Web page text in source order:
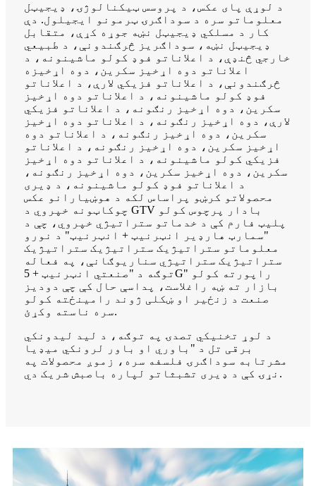
د لوړې پای عکس، د پروسس ټیکنالوژۍ، ډیجیټل
معلوماتو سره د سوداګرۍ ټرمونو ایجیلول. دې
کار د مسلکي ډیجیټل نښه جوړه کړې، متقابل
ډیجیټل نښه، سوداګریز څرګندونې، د طبیعي
خارجي څنډې، د اعلاناتو فوډ کولو ماشینونه، د
اعلاناتو دوه اړخیز سکرین، دوه اړخیزه
څرګندونې، د اعلاناتو فزیکي لارې، د اعلاناتو
فوډ کولو ماشینونه، د اعلاناتو دوه اړخیز
سکرین، دوه اړخیز رنګونه، د اعلاناتو فزیکي
لارې، دوه اړخیز رنګونه، د اعلاناتو دوه اړخیز
سکرین، دوه اړخیز رنګونه، د اعلاناتو دوه
اړخیز سکرین، دوه اړخیز رنګونه، د اعلاناتو
فزیکي کولو ماشینونه، د اعلاناتو دوه اړخیز
سکرین، دوه اړخیز سکرین، دوه اړخیز رنګونه،
د اعلاناتو فوډ کولو ماشینونه، د ډیری
محصولاتو کرښو پراساس لکه د هوښیارانو عکس
چوکاټونه خپروي د GTV بادار پرچوس کولو
پلیټ فارم کې د خدماتو ستراتیژي خپروي، چې د
"سمارټ هارډیر انټرنیټ + انټرنیټ" د نورو
معلوماتو ستراتیژیک ستراتیژیک ستراتیژیک
ستراتیژیک ستراتیژي سناریوګانې، په فعاله
توګه د "صنعتي انټرنیټ + 5G" راپورته کولو
بازار ته ښه راغلاست، پداسې حال کې چې دودیز
صنعت د زنځیر او ښکلی ژوند رامینځته کولو
سره ناسته وکړئ.
د لوړ تخنیکي تصدۍ په توګه، د لید لیدونکي
برقی تل د "باوري او باور لرونکي میډیا
مشرتابه سوداګرۍ فلسفه سره، زموږ محصولات په
نړۍ کې د ډیری تشبثاتو لپاره باصبش شریک دي.